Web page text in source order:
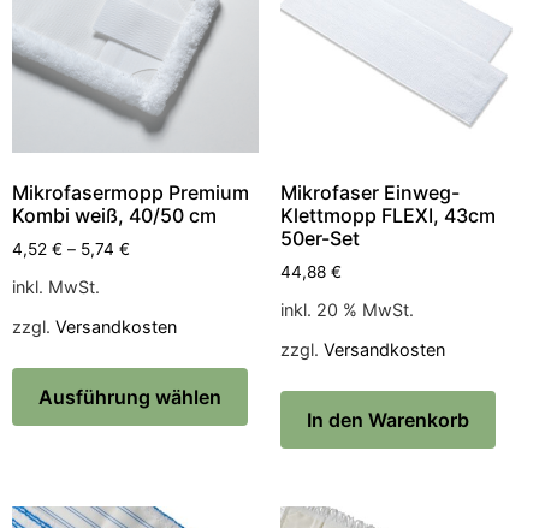
Mikrofasermopp Premium
Kombi weiß, 40/50 cm
4,52 € – 5,74 €
inkl. MwSt.
zzgl. Versandkosten
Ausführung wählen
Mikrofaser Einweg-
Klettmopp FLEXI, 43cm
50er-Set
44,88 €
inkl. 20 % MwSt.
zzgl. Versandkosten
In den Warenkorb